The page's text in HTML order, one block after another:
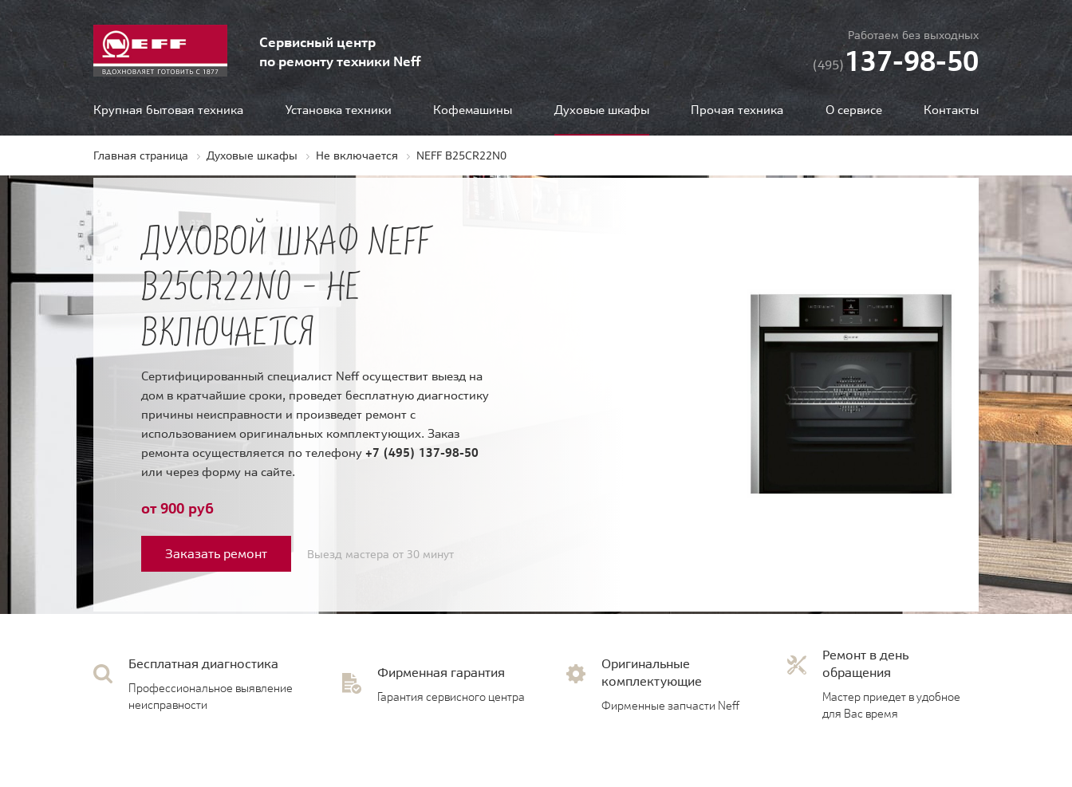
Сервисный центр
по ремонту техники Neff
Работаем без выходных
(495)137-98-50
Крупная бытовая техника Установка техники Кофемашины Духовые шкафы Прочая техника О сервисе Контакты
Главная страница Духовые шкафы Не включается NEFF B25CR22N0
ДУХОВОЙ ШКАФ NEFF
B25CR22N0 - НЕ
ВКЛЮЧАЕТСЯ
Сертифицированный специалист Neff осуществит выезд на
дом в кратчайшие сроки, проведет бесплатную диагностику
причины неисправности и произведет ремонт с
использованием оригинальных комплектующих. Заказ
ремонта осуществляется по телефону +7 (495) 137-98-50
или через форму на сайте.
от 900 руб
Заказать ремонт Выезд мастера от 30 минут
Бесплатная диагностика
Профессиональное выявление
неисправности
Фирменная гарантия
Гарантия сервисного центра
Оригинальные
комплектующие
Фирменные запчасти Neff
Ремонт в день
обращения
Мастер приедет в удобное
для Вас время